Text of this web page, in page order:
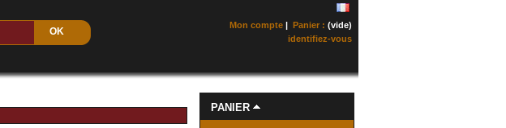
Mon compte | Panier : (vide)
identifiez-vous
PANIER